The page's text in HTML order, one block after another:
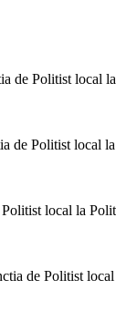
de Politist local
de Politist local
local la
de Politist